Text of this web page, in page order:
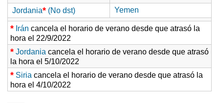
Jordania* (No dst) Yemen
* Irán cancela el horario de verano desde que atrasó la
hora el 22/9/2022
* Jordania cancela el horario de verano desde que atrasó
la hora el 5/10/2022
* Siria cancela el horario de verano desde que atrasó la
hora el 4/10/2022